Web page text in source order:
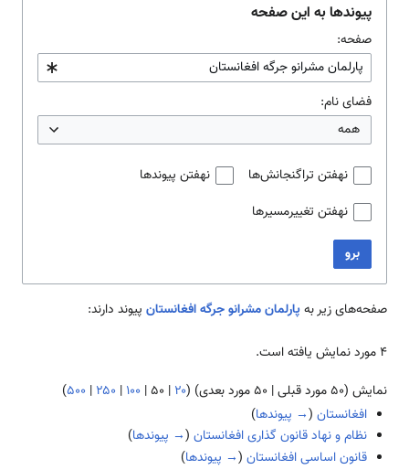
پیوندها به این صفحه
صفحه:
فضای نام:
همه
نهفتن تراگنجانش‌ها
نهفتن پیوندها
نهفتن تغییرمسیرها
برو
صفحه‌های زیر بهپارلمان مشرانو جرگه افغانستان پیوند دارند:
۴ مورد نمایش یافته است.
نمایش (۵۰ مورد قبلی | ۵۰ مورد بعدی ) (۲۰ | ۵۰| ۱۰۰ | ۲۵۰ | ۵۰۰)
افغانستان (→ پیوندها)
نظام و نهاد قانون گذاری افغانستان (→ پیوندها)
قانون اساسی افغانستان (→ پیوندها)